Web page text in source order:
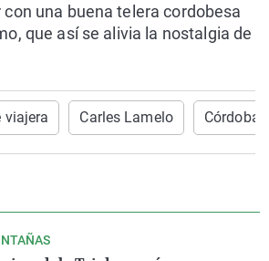
con una buena telera cordobesa
que así se alivia la nostalgia de
viajera Carles Lamelo Córdoba